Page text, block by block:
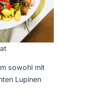
sowohl mit
Lupinen